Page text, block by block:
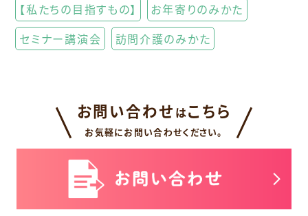
【私たちの目指すもの】
お年寄りのみかた
セミナー講演会
訪問介護のみかた
お問い合わせ はこちら
お気軽にお問い合わせください。